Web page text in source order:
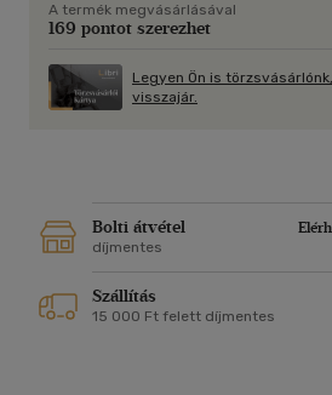
A termék megvásárlásával
169 pontot szerezhet
Legyen Ön is
visszajár.
Bolti átvétel
díjmentes
Szállítás
15 000 Ft felett díjmentes